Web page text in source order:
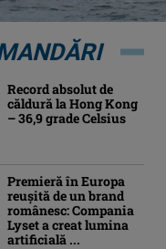
Record absolut de
căldură la Hong Kong
– 36,9 grade Celsius
Premieră în Europa
reușită de un brand
românesc: Compania
Lyset a creat lumina
artificială ...